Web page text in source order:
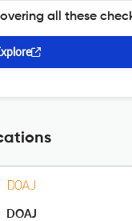
all these
DOAJ